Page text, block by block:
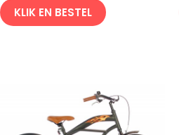
KLIK EN BESTEL